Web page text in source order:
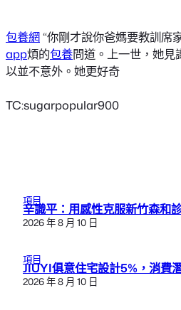
包養網“你剛才說你爸媽要教訓席
app煩的包養問道。上一世，她見
以並不意外。她更好奇
TC:sugarpopular900
項目
辛識平：用感性克服新竹森和
2026 年 8 月 10 日
項目
JIUYI俱意住宅設計5%，消費
2026 年 8 月 10 日